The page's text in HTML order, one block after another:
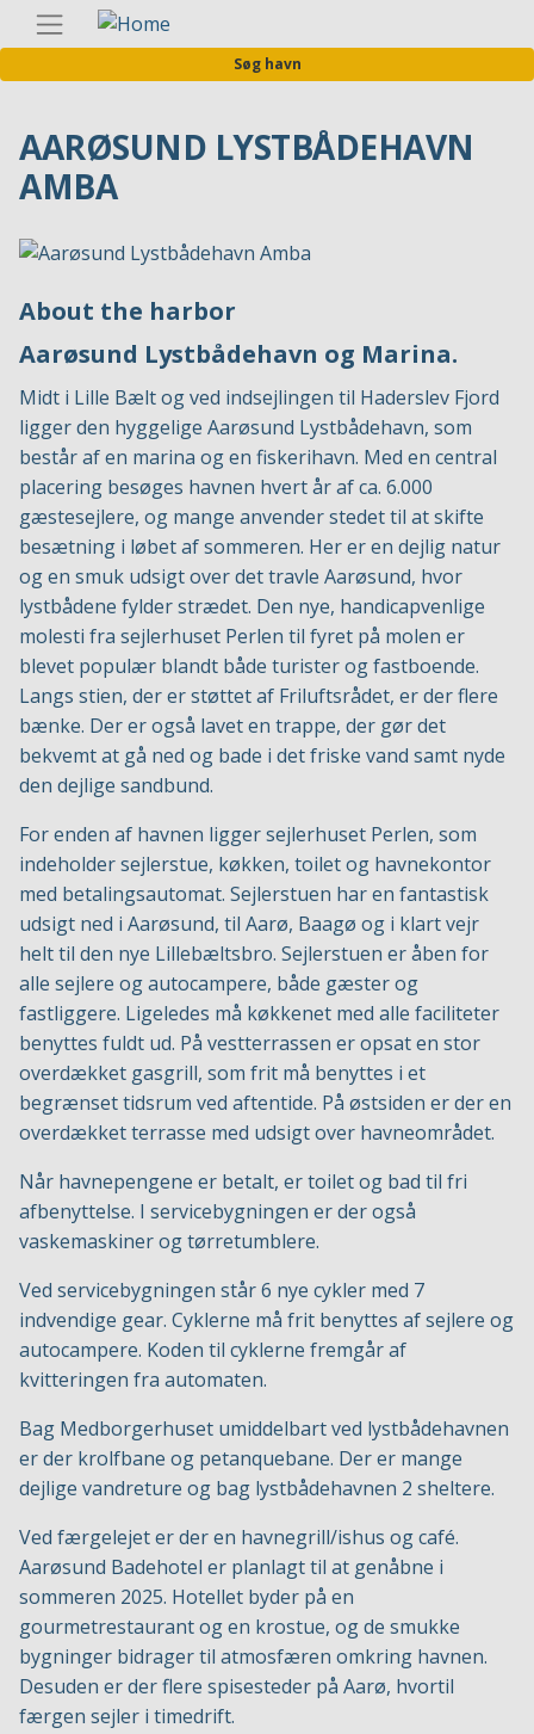
til
hovedindhold
Søg havn
AARØSUND LYSTBÅDEHAVN
AMBA
About the harbor
Aarøsund Lystbådehavn og Marina.
Midt i Lille Bælt og ved indsejlingen til Haderslev Fjord
ligger den hyggelige Aarøsund Lystbådehavn, som
består af en marina og en fiskerihavn. Med en central
placering besøges havnen hvert år af ca. 6.000
gæstesejlere, og mange anvender stedet til at skifte
besætning i løbet af sommeren. Her er en dejlig natur
og en smuk udsigt over det travle Aarøsund, hvor
lystbådene fylder strædet. Den nye, handicapvenlige
molesti fra sejlerhuset Perlen til fyret på molen er
blevet populær blandt både turister og fastboende.
Langs stien, der er støttet af Friluftsrådet, er der flere
bænke. Der er også lavet en trappe, der gør det
bekvemt at gå ned og bade i det friske vand samt nyde
den dejlige sandbund.
For enden af havnen ligger sejlerhuset Perlen, som
indeholder sejlerstue, køkken, toilet og havnekontor
med betalingsautomat. Sejlerstuen har en fantastisk
udsigt ned i Aarøsund, til Aarø, Baagø og i klart vejr
helt til den nye Lillebæltsbro. Sejlerstuen er åben for
alle sejlere og autocampere, både gæster og
fastliggere. Ligeledes må køkkenet med alle faciliteter
benyttes fuldt ud. På vestterrassen er opsat en stor
overdækket gasgrill, som frit må benyttes i et
begrænset tidsrum ved aftentide. På østsiden er der en
overdækket terrasse med udsigt over havneområdet.
Når havnepengene er betalt, er toilet og bad til fri
afbenyttelse. I servicebygningen er der også
vaskemaskiner og tørretumblere.
Ved servicebygningen står 6 nye cykler med 7
indvendige gear. Cyklerne må frit benyttes af sejlere og
autocampere. Koden til cyklerne fremgår af
kvitteringen fra automaten.
Bag Medborgerhuset umiddelbart ved lystbådehavnen
er der krolfbane og petanquebane. Der er mange
dejlige vandreture og bag lystbådehavnen 2 sheltere.
Ved færgelejet er der en havnegrill/ishus og café.
Aarøsund Badehotel er planlagt til at genåbne i
sommeren 2025. Hotellet byder på en
gourmetrestaurant og en krostue, og de smukke
bygninger bidrager til atmosfæren omkring havnen.
Desuden er der flere spisesteder på Aarø, hvortil
færgen sejler i timedrift.